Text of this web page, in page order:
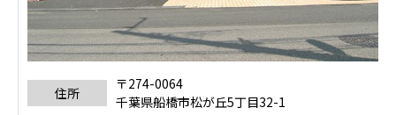
Medicare Lead Japan
株式会社日本医科学研究所
特定非営利活動法人共生フォーラム
住所
〒274-0064
千葉県船橋市松が丘5丁目32-1